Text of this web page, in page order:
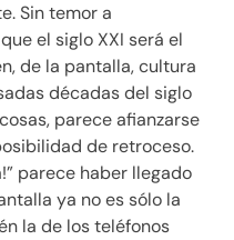
Sin temor a
el siglo XXI será el
de la pantalla, cultura
décadas del siglo
parece afianzarse
de retroceso.
parece haber llegado
ya no es sólo la
la de los teléfonos